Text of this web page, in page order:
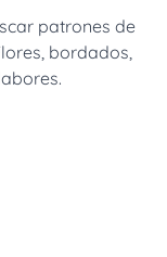
patrones de
bordados,